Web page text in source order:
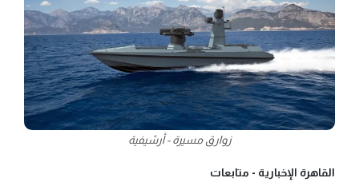
زوارق مسيرة - أرشيفية
القاهرة الإخبارية - متابعات